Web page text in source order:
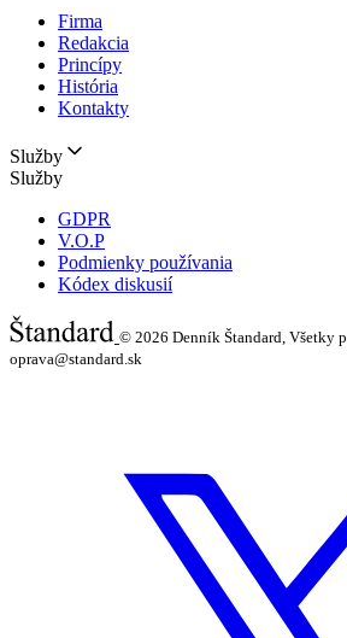
Firma
Redakcia
Princípy
História
Kontakty
Služby
Služby
GDPR
V.O.P
Podmienky používania
Kódex diskusií
© 2026 Denník Štandard, Všetky
oprava@standard.sk